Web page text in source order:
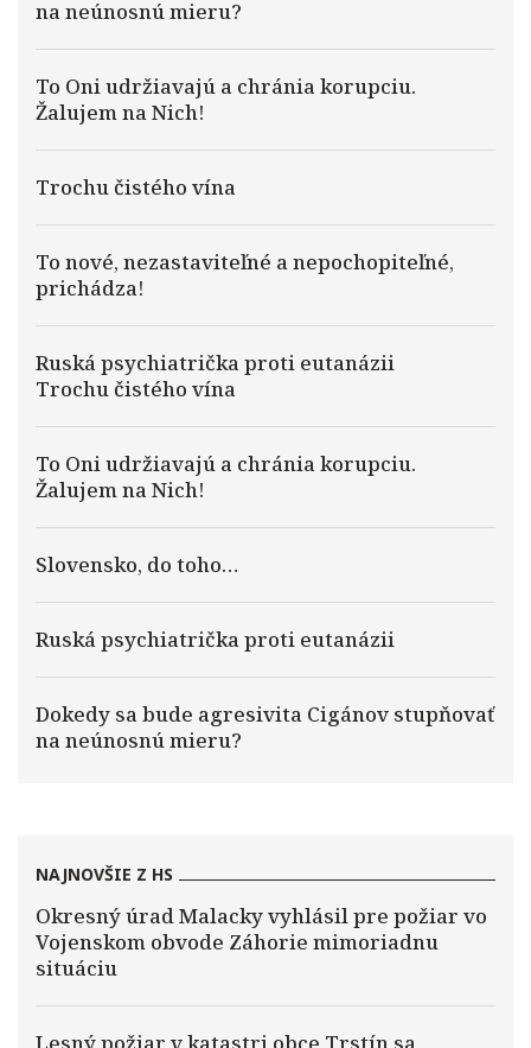
na neúnosnú mieru?
To Oni udržiavajú a chránia korupciu.
Žalujem na Nich!
Trochu čistého vína
To nové, nezastaviteľné a nepochopiteľné,
prichádza!
Ruská psychiatrička proti eutanázii
Trochu čistého vína
To Oni udržiavajú a chránia korupciu.
Žalujem na Nich!
Slovensko, do toho…
Ruská psychiatrička proti eutanázii
Dokedy sa bude agresivita Cigánov stupňovať
na neúnosnú mieru?
NAJNOVŠIE Z HS
Okresný úrad Malacky vyhlásil pre požiar vo
Vojenskom obvode Záhorie mimoriadnu
situáciu